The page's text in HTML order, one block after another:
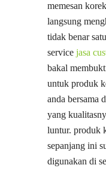
memesan
langsung
tidak benar
service jasa
bakal
untuk produk
anda bersama
yang
luntur. produk
sepanjang ini
digunakan di